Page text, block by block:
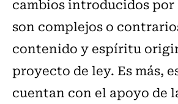
cambios introducidos por
son complejos o
contenido y espíritu
proyecto de ley. Es más,
cuentan con el apoyo de